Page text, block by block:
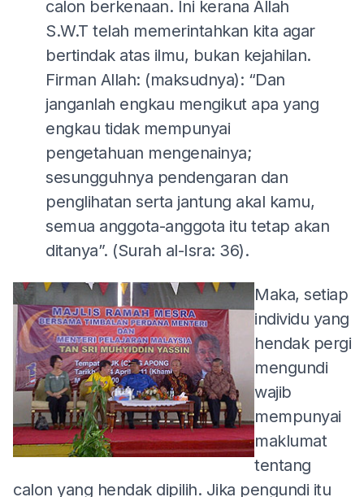
calon berkenaan. Ini kerana Allah
S.W.T telah memerintahkan kita agar
bertindak atas ilmu, bukan kejahilan.
Firman Allah: (maksudnya): “Dan
janganlah engkau mengikut apa yang
engkau tidak mempunyai
pengetahuan mengenainya;
sesungguhnya pendengaran dan
penglihatan serta jantung akal kamu,
semua anggota-anggota itu tetap akan
ditanya”. (Surah al-Isra: 36).
Maka, setiap
individu yang
hendak pergi
mengundi
wajib
mempunyai
maklumat
tentang
calon yang hendak dipilih. Jika pengundi itu